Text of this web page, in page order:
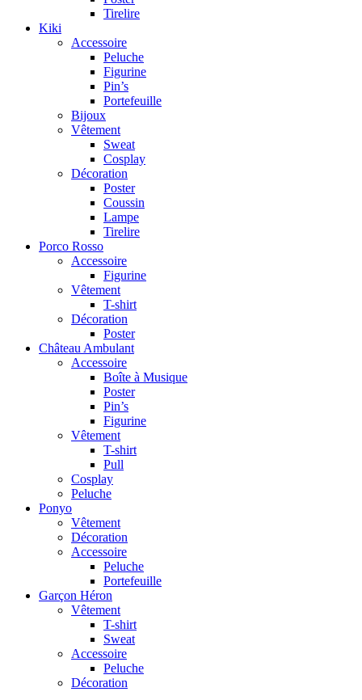
Tirelire
Kiki
Accessoire
Peluche
Figurine
Pin’s
Portefeuille
Bijoux
Vêtement
Sweat
Cosplay
Décoration
Poster
Coussin
Lampe
Tirelire
Porco Rosso
Accessoire
Figurine
Vêtement
T-shirt
Décoration
Poster
Château Ambulant
Accessoire
Boîte à Musique
Poster
Pin’s
Figurine
Vêtement
T-shirt
Pull
Cosplay
Peluche
Ponyo
Vêtement
Décoration
Accessoire
Peluche
Portefeuille
Garçon Héron
Vêtement
T-shirt
Sweat
Accessoire
Peluche
Décoration